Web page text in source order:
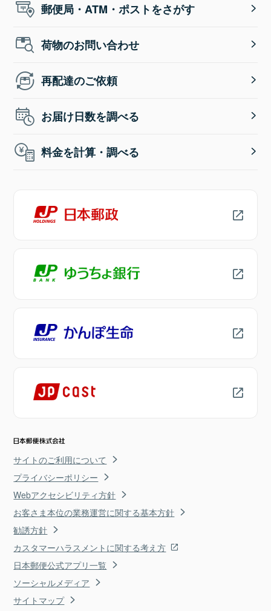
郵便局・ATM・ポストをさがす
荷物のお問い合わせ
再配達のご依頼
お届け日数を調べる
料金を計算・調べる
サイトのご利用について
プライバシーポリシー
Webアクセシビリティ方針
お客さま本位の業務運営に関する基本方針
勧誘方針
カスタマーハラスメントに関する考え方
日本郵便公式アプリ一覧
ソーシャルメディア
サイトマップ